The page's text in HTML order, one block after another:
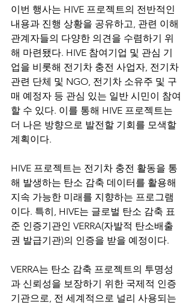
이번 행사는 HIVE 프로젝트의 전반적인
내용과 진행 상황을 공유하고, 관련 이해
관계자들의 다양한 의견을 수렴하기 위
해 마련됐다. HIVE 참여기업 및 관심 기
업을 비롯해 전기차 충전 사업자, 전기차
관련 단체 및 NGO, 전기차 소유주 및 구
매 예정자 등 관심 있는 일반 시민이 참여
할 수 있다. 이를 통해 HIVE 프로젝트는
더 나은 방향으로 발전할 기회를 모색할
계획이다.
HIVE 프로젝트는 전기차 충전 활동을 통
해 발생하는 탄소 감축 데이터를 활용해
지속 가능한 미래를 지향하는 프로그램
이다. 특히, HIVE는 글로벌 탄소 감축 표
준 인증기관인 VERRA(자발적 탄소배출
권 발급기관)의 인증을 받을 예정이다.
VERRA는 탄소 감축 프로젝트의 투명성
과 신뢰성을 보장하기 위한 국제적 인증
기관으로, 전 세계적으로 널리 사용되는